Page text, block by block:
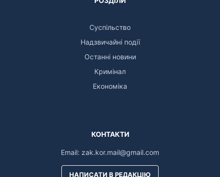
Суспільство
Надзвичайні події
Останні новини
Кримінал
Економіка
КОНТАКТИ
Email: zak.kor.mail@gmail.com
НАПИСАТИ В РЕДАКЦІЮ